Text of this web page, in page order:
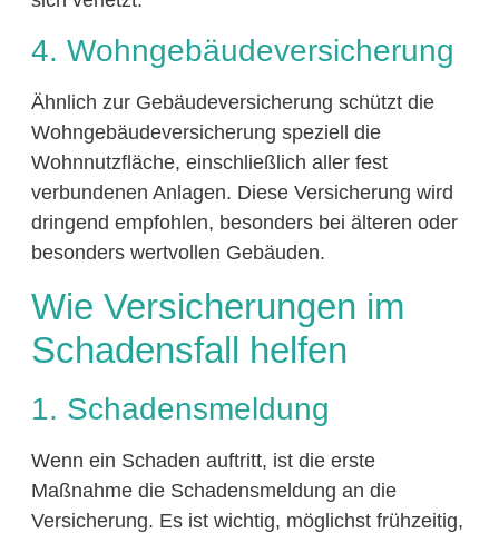
4. Wohngebäudeversicherung
Ähnlich zur Gebäudeversicherung schützt die
Wohngebäudeversicherung speziell die
Wohnnutzfläche, einschließlich aller fest
verbundenen Anlagen. Diese Versicherung wird
dringend empfohlen, besonders bei älteren oder
besonders wertvollen Gebäuden.
Wie Versicherungen im
Schadensfall helfen
1. Schadensmeldung
Wenn ein Schaden auftritt, ist die erste
Maßnahme die Schadensmeldung an die
Versicherung. Es ist wichtig, möglichst frühzeitig,